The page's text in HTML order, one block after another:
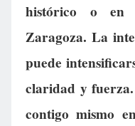
histórico o en
Zaragoza. La
puede
claridad y
contigo mismo